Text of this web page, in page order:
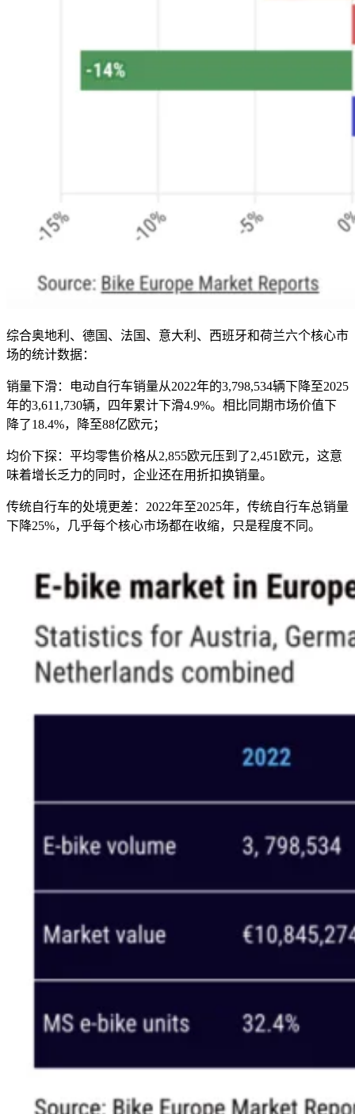
综合奥地利、德国、法国、意大利、西班牙和荷兰六个核心市
场的统计数据：
销量下滑：电动自行车销量从2022年的3,798,534辆下降至2025
年的3,611,730辆，四年累计下滑4.9%。相比同期市场价值下
降了18.4%，降至88亿欧元；
均价下探：平均零售价格从2,855欧元压到了2,451欧元，这意
味着增长乏力的同时，企业还在用折扣换销量。
传统自行车的处境更差：2022年至2025年，传统自行车总销量
下降25%，几乎每个核心市场都在收缩，只是程度不同。